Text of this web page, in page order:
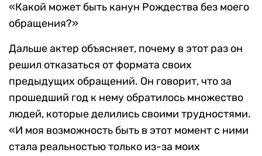
«Какой может быть канун Рождества без моего
обращения?»
Дальше актер объясняет, почему в этот раз он
решил отказаться от формата своих
предыдущих обращений. Он говорит, что за
прошедший год к нему обратилось множество
людей, которые делились своими трудностями.
«И моя возможность быть в этот момент с ними
стала реальностью только из-за моих